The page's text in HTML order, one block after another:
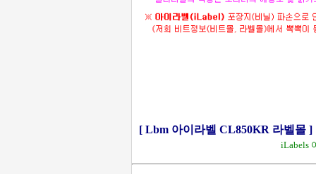
[ Lbm 아이라벨 CL850KR 라벨몰 ]
iLabels